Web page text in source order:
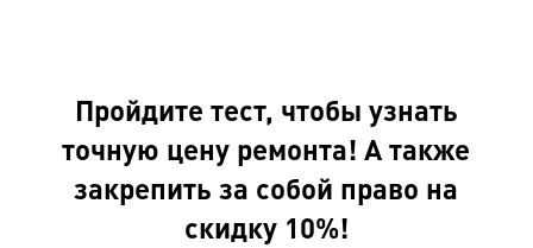
Пройдите тест, чтобы узнать
точную цену ремонта! А также
закрепить за собой право на
скидку 10%!